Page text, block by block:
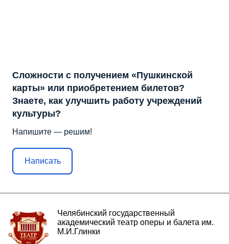
Сложности с получением «Пушкинской
карты» или приобретением билетов?
Знаете, как улучшить работу учреждений
культуры?
Напишите — решим!
Написать
Челябинский государственный
академический театр оперы и балета им.
М.И.Глинки